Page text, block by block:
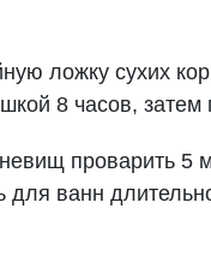
ложку сухих
8 часов, затем
проварить 5
для ванн